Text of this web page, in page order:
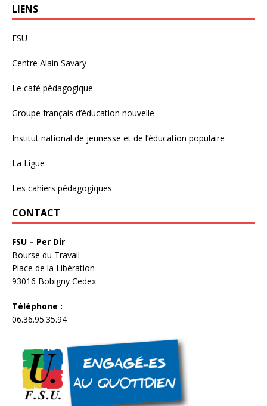
LIENS
FSU
Centre Alain Savary
Le café pédagogique
Groupe français d’éducation nouvelle
Institut national de jeunesse et de l’éducation populaire
La Ligue
Les cahiers pédagogiques
CONTACT
FSU – Per Dir
Bourse du Travail
Place de la Libération
93016 Bobigny Cedex
Téléphone :
06.36.95.35.94